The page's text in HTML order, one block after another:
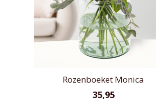
Rozenboeket Monica
35,95